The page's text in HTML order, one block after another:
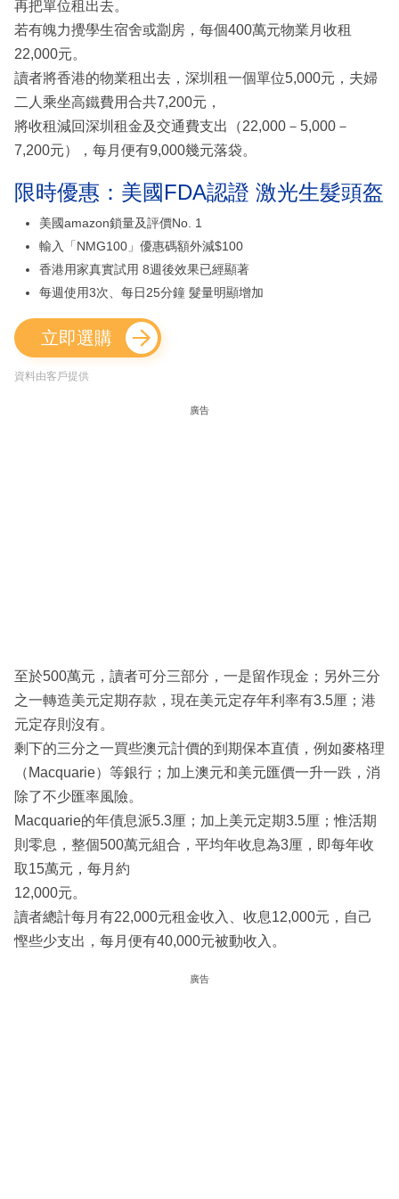
再把單位租出去。
若有魄力攪學生宿舍或劏房，每個400萬元物業月收租
22,000元。
讀者將香港的物業租出去，深圳租一個單位5,000元，夫婦
二人乘坐高鐵費用合共7,200元，
將收租減回深圳租金及交通費支出（22,000－5,000－
7,200元），每月便有9,000幾元落袋。
限時優惠：美國FDA認證 激光生髮頭盔
美國amazon鎖量及評價No. 1
輸入「NMG100」優惠碼額外減$100
香港用家真實試用 8週後效果已經顯著
每週使用3次、每日25分鐘 髮量明顯增加
立即選購
資料由客戶提供
廣告
至於500萬元，讀者可分三部分，一是留作現金；另外三分
之一轉造美元定期存款，現在美元定存年利率有3.5厘；港
元定存則沒有。
剩下的三分之一買些澳元計價的到期保本直債，例如麥格理
（Macquarie）等銀行；加上澳元和美元匯價一升一跌，消
除了不少匯率風險。
Macquarie的年債息派5.3厘；加上美元定期3.5厘；惟活期
則零息，整個500萬元組合，平均年收息為3厘，即每年收
取15萬元，每月約
12,000元。
讀者總計每月有22,000元租金收入、收息12,000元，自己
慳些少支出，每月便有40,000元被動收入。
廣告